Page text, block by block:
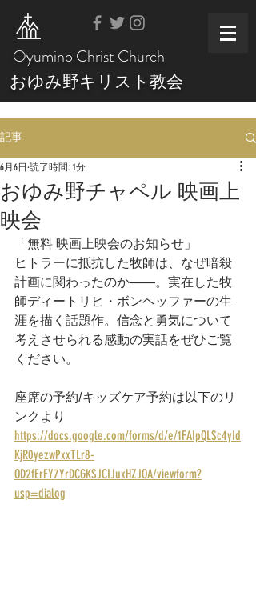
Oyumino Christ Church
おゆみ野キリスト教会
記事
おゆみ野チャペル 映画上
映会
6月6日 読了時間: 1分
「無料 映画上映会のお知らせ」
ヒトラーに抵抗した牧師は、なぜ暗殺
計画に関わったのか――。実在した牧
師ディートリヒ・ボンヘッファーの生
涯を描く話題作。信念と勇気について
考えさせられる感動の実話をぜひご覧
ください。
座席の予約/キッズケア予約は以下のリ
ンクより
https://docs.google.com/forms/d/e/1FAIpQLSc4yId
KjR0yezwPxxTLr8-
OD2fErFY7YrDCGKSJCIJuxHZJOA/viewform?
usp=dialog